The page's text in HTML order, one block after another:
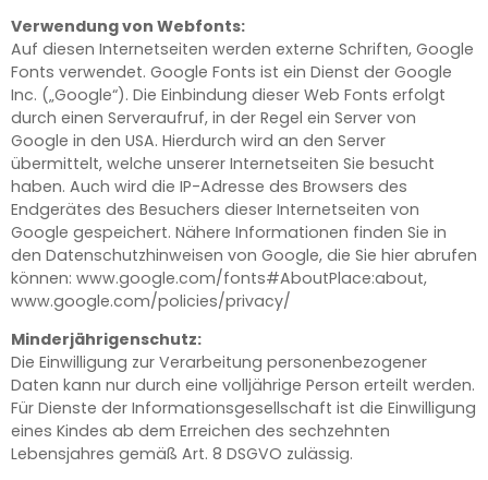
Verwendung von Webfonts:
Auf diesen Internetseiten werden externe Schriften, Google
Fonts verwendet. Google Fonts ist ein Dienst der Google
Inc. („Google“). Die Einbindung dieser Web Fonts erfolgt
durch einen Serveraufruf, in der Regel ein Server von
Google in den USA. Hierdurch wird an den Server
übermittelt, welche unserer Internetseiten Sie besucht
haben. Auch wird die IP-Adresse des Browsers des
Endgerätes des Besuchers dieser Internetseiten von
Google gespeichert. Nähere Informationen finden Sie in
den Datenschutzhinweisen von Google, die Sie hier abrufen
können: www.google.com/fonts#AboutPlace:about,
www.google.com/policies/privacy/
Minderjährigenschutz:
Die Einwilligung zur Verarbeitung personenbezogener
Daten kann nur durch eine volljährige Person erteilt werden.
Für Dienste der Informationsgesellschaft ist die Einwilligung
eines Kindes ab dem Erreichen des sechzehnten
Lebensjahres gemäß Art. 8 DSGVO zulässig.